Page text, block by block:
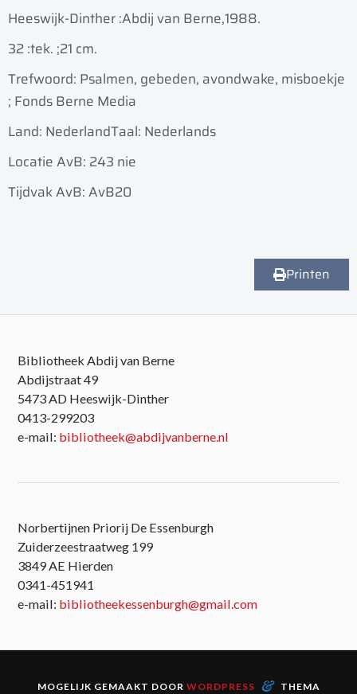
Heeswijk-Dinther :Abdij van Berne,1988.
32 :tek. ;21 cm.
Trefwoord: Psalmen, gebeden, avondwake, misboekje
; Fonds Berne Media
Land: NederlandTaal: Nederlands
Locatie AvB: 243 nie
Tijdvak AvB: AvB20
Printen
Bibliotheek Abdij van Berne
Abdijstraat 49
5473 AD Heeswijk-Dinther
0413-299203
e-mail: bibliotheek@abdijvanberne.nl
Norbertijnen Priorij De Essenburgh
Zuiderzeestraatweg 199
3849 AE Hierden
0341-451941
e-mail: bibliotheekessenburgh@gmail.com
MOGELIJK GEMAAKT DOOR WORDPRESS & THEMA